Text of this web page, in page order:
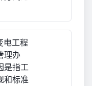
电工程
理办
是指工
和标准